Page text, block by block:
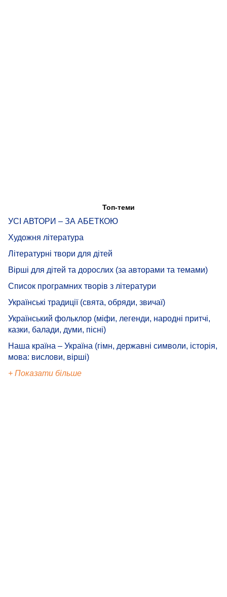
Топ-теми
УСІ АВТОРИ – ЗА АБЕТКОЮ
Художня література
Літературні твори для дітей
Вірші для дітей та дорослих (за авторами та темами)
Список програмних творів з літератури
Українські традиції (свята, обряди, звичаї)
Український фольклор (міфи, легенди, народні притчі,
казки, балади, думи, пісні)
Наша країна – Україна (гімн, державні символи, історія,
мова: вислови, вірші)
+ Показати більше